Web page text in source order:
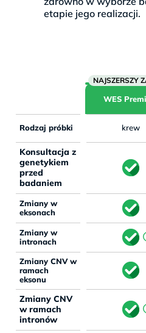
etapie jego realizacji.
WES
Rodzaj próbki krew
Konsultacja z
genetykiem
przed
badaniem
Zmiany w
eksonach
Zmiany w
intronach
Zmiany CNV w
ramach
eksonu
Zmiany CNV
w ramach
intronów